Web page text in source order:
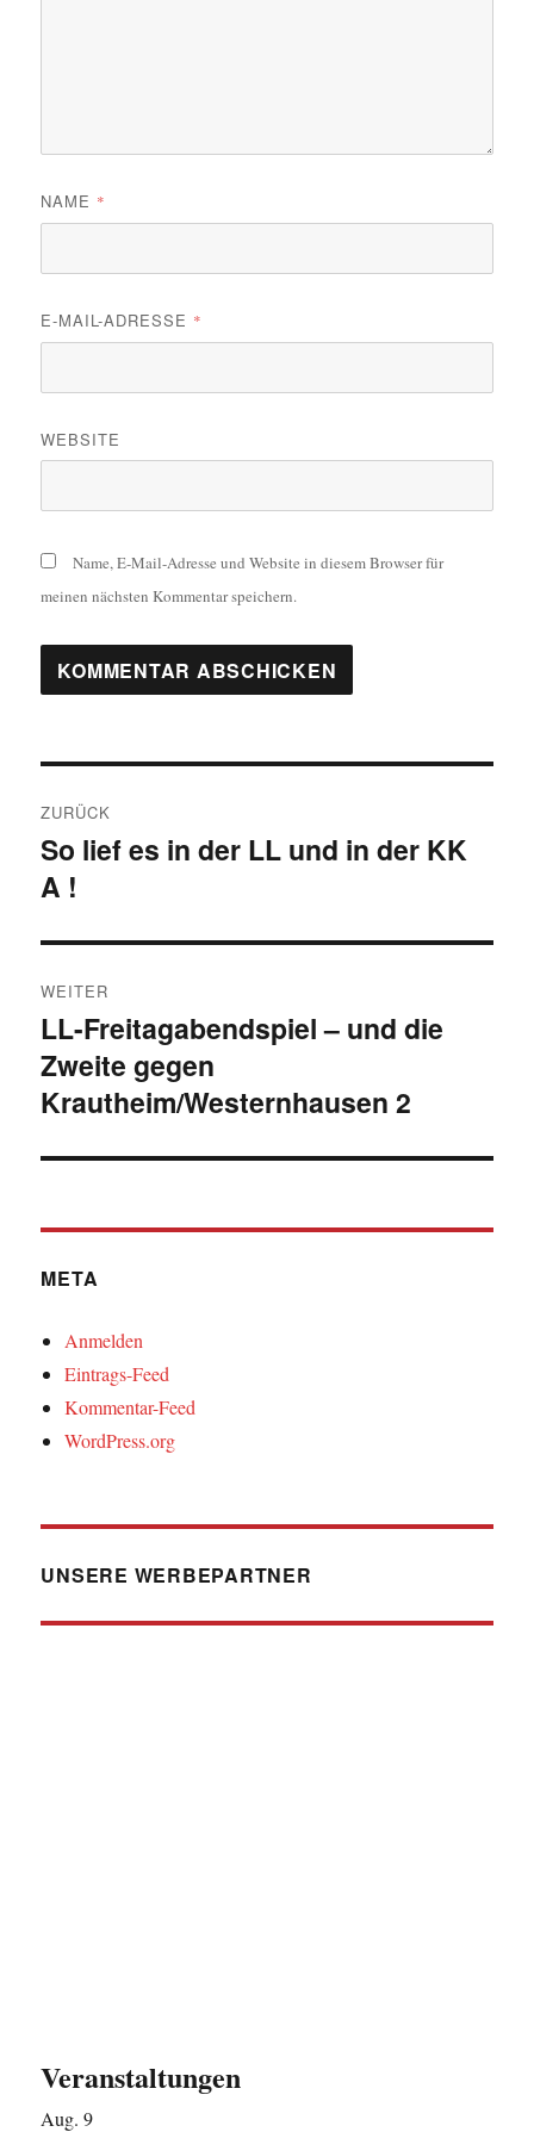
NAME *
E-MAIL-ADRESSE *
WEBSITE
Name, E-Mail-Adresse und Website in diesem Browser für
meinen nächsten Kommentar speichern.
ZURÜCK
Vorheriger
Beitrag:
So lief es in der LL und in der KK
A !
WEITER
Nächster
Beitrag:
LL-Freitagabendspiel – und die
Zweite gegen
Krautheim/Westernhausen 2
META
Anmelden
Eintrags-Feed
Kommentar-Feed
WordPress.org
UNSERE WERBEPARTNER
Veranstaltungen
Aug.9